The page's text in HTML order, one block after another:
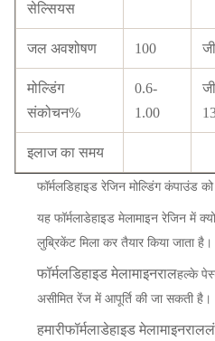
सेल्सियस
जल अवशोषण 100
मोल्डिंग
संकोचन%
0.6-
1.00
इलाज का समय
फॉर्मलडिहाइड रेजिन मोल्डिंग कंपाउंड
यह फॉर्मलाडेहाइड मेलामाइन रेजिन में
लुब्रिकेंट मिला कर तैयार किया जाता है।
फॉर्मलडिहाइड मेलामाइनरालहल्के
असीमित रेंज में आपूर्ति की जा सकती है।
हमारीफॉर्मलाडेहाइड मेलामाइनराल